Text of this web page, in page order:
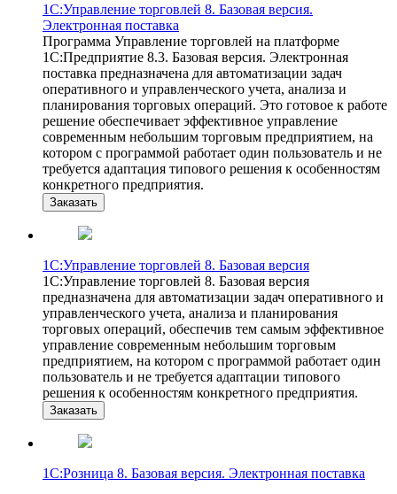
1С:Управление торговлей 8. Базовая версия.
Электронная поставка
Программа Управление торговлей на платформе
1С:Предприятие 8.3. Базовая версия. Электронная
поставка предназначена для автоматизации задач
оперативного и управленческого учета, анализа и
планирования торговых операций. Это готовое к работе
решение обеспечивает эффективное управление
современным небольшим торговым предприятием, на
котором с программой работает один пользователь и не
требуется адаптация типового решения к особенностям
конкретного предприятия.
Заказать
1С:Управление торговлей 8. Базовая версия
1С:Управление торговлей 8. Базовая версия
предназначена для автоматизации задач оперативного и
управленческого учета, анализа и планирования
торговых операций, обеспечив тем самым эффективное
управление современным небольшим торговым
предприятием, на котором с программой работает один
пользователь и не требуется адаптации типового
решения к особенностям конкретного предприятия.
Заказать
1С:Розница 8. Базовая версия. Электронная поставка